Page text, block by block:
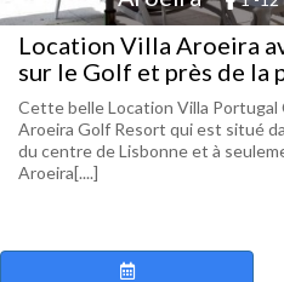
Location Villa Aroeira
sur le Golf et près de la
Cette belle Location Villa
Aroeira Golf Resort qui est situé
du centre de Lisbonne et à
Aroeira[....]